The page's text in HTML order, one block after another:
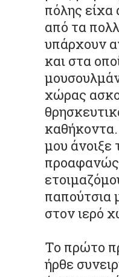
πόλης
από τα
υπάρχουν
και στα
χώρας
μου άνοιξε
προαφανώς
παπούτσια
στον ιερό
Το πρώτο
ήρθε